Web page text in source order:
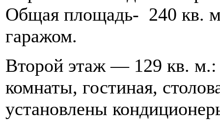
Общая площадь- 240 кв.
гаражом.
Второй этаж — 129 кв. м.:
комнаты, гостиная,
установлены